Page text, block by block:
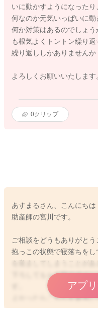
いに動かすようになった
何なのか元気いっぱいに動
何か対策はあるのでしょ
も根気よくトントン繰り
繰り返ししかありませんか
よろしくお願いいたします
0クリップ
あすまるさん、こんにちは
助産師の宮川です。
ご相談をどうもありがとう
抱っこの状態で寝落ちを
を覚ましてしまうことがあ
下ろしてもらう時のポイ
よかったらこちらを参考
https://youtu.be/
アプ